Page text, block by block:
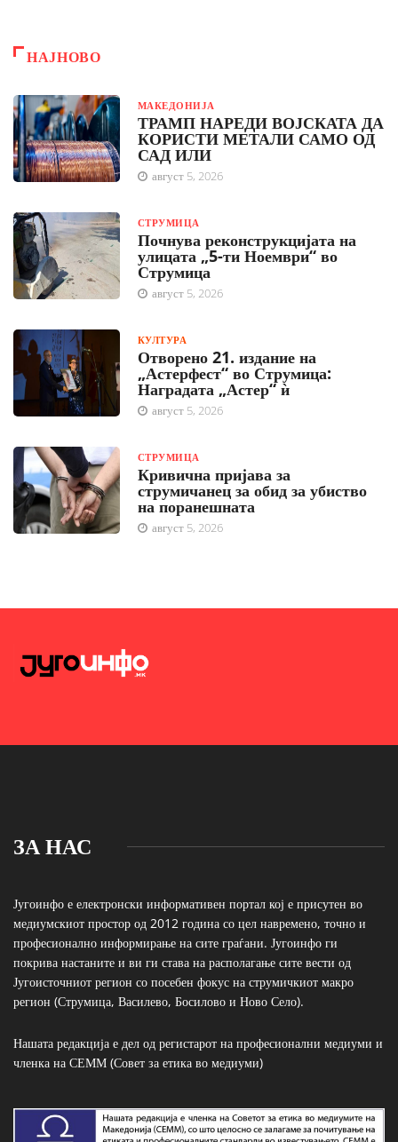
НАЈНОВО
МАКЕДОНИЈА
ТРАМП НАРЕДИ ВОЈСКАТА ДА
КОРИСТИ МЕТАЛИ САМО ОД
САД ИЛИ
август 5, 2026
СТРУМИЦА
Почнува реконструкцијата на
улицата „5-ти Ноември“ во
Струмица
август 5, 2026
КУЛТУРА
Отворено 21. издание на
„Астерфест“ во Струмица:
Наградата „Астер“ ѝ
август 5, 2026
СТРУМИЦА
Кривична пријава за
струмичанец за обид за убиство
на поранешната
август 5, 2026
ЗА НАС
Југоинфо е електронски информативен портал кој е присутен во
медиумскиот простор од 2012 година со цел навремено, точно и
професионално информирање на сите граѓани. Југоинфо ги
покрива настаните и ви ги става на располагање сите вести од
Југоисточниот регион со посебен фокус на струмичкиот макро
регион (Струмица, Василево, Босилово и Ново Село).
Нашата редакција е дел од регистарот на професионални медиуми и
членка на СЕММ (Совет за етика во медиуми)